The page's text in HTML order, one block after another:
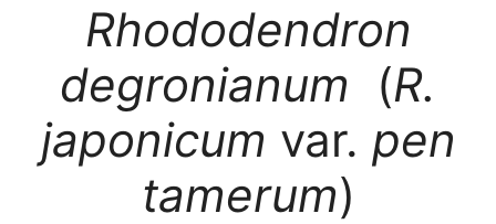
Rhododendron
degronianum (R.
japonicum var. pen
tamerum)